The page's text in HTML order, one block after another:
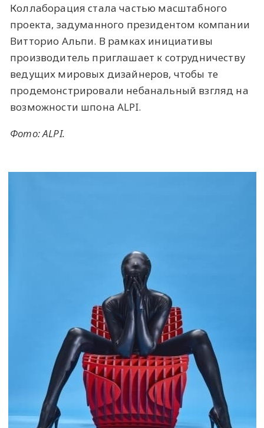
Коллаборация стала частью масштабного
проекта, задуманного президентом компании
Витторио Альпи. В рамках инициативы
производитель приглашает к сотрудничеству
ведущих мировых дизайнеров, чтобы те
продемонстрировали небанальный взгляд на
возможности шпона ALPI.
Фото: ALPI.